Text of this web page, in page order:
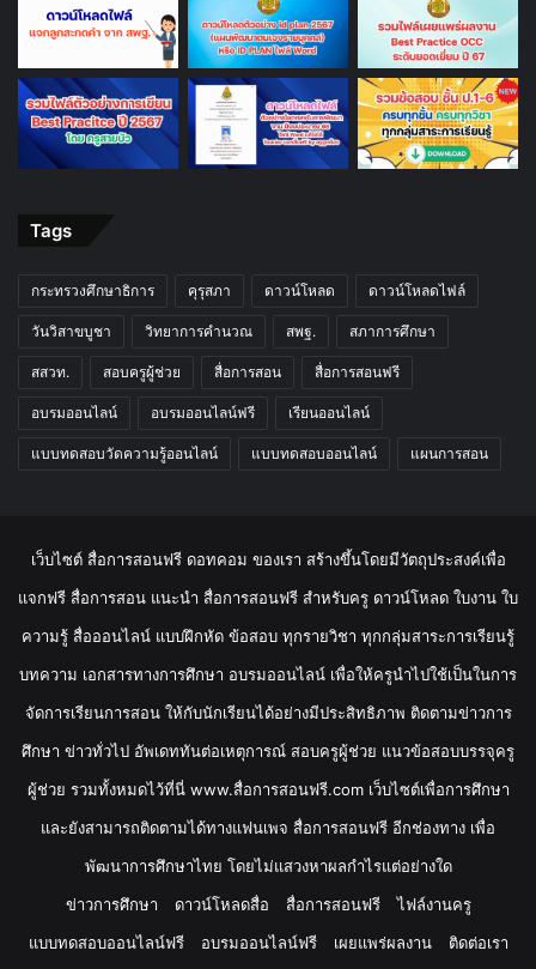
Tags
กระทรวงศึกษาธิการ คุรุสภา ดาวน์โหลด ดาวน์โหลดไฟล์
วันวิสาขบูชา วิทยาการคำนวณ สพฐ. สภาการศึกษา
สสวท. สอบครูผู้ช่วย สื่อการสอน สื่อการสอนฟรี
อบรมออนไลน์ อบรมออนไลน์ฟรี เรียนออนไลน์
แบบทดสอบวัดความรู้ออนไลน์ แบบทดสอบออนไลน์ แผนการสอน
เว็บไซต์ สื่อการสอนฟรี ดอทคอม ของเรา สร้างขึ้นโดยมีวัตถุประสงค์เพื่อ
แจกฟรี สื่อการสอน แนะนำ สื่อการสอนฟรี สำหรับครู ดาวน์โหลด ใบงาน ใบ
ความรู้ สื่อออนไลน์ แบบฝึกหัด ข้อสอบ ทุกรายวิชา ทุกกลุ่มสาระการเรียนรู้
บทความ เอกสารทางการศึกษา อบรมออนไลน์ เพื่อให้ครูนำไปใช้เป็นในการ
จัดการเรียนการสอน ให้กับนักเรียนได้อย่างมีประสิทธิภาพ ติดตามข่าวการ
ศึกษา ข่าวทั่วไป อัพเดททันต่อเหตุการณ์ สอบครูผู้ช่วย แนวข้อสอบบรรจุครู
ผู้ช่วย รวมทั้งหมดไว้ที่นี่ www.สื่อการสอนฟรี.com เว็บไซต์เพื่อการศึกษา
และยังสามารถติดตามได้ทางแฟนเพจ สื่อการสอนฟรี อีกช่องทาง เพื่อ
พัฒนาการศึกษาไทย โดยไม่แสวงหาผลกำไรแต่อย่างใด
ข่าวการศึกษา
ดาวน์โหลดสื่อ สื่อการสอนฟรี
ไฟล์งานครู
แบบทดสอบออนไลน์ฟรี
อบรมออนไลน์ฟรี เผยแพร่ผลงาน ติดต่อเรา